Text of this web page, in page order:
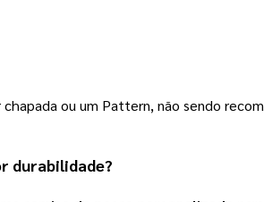
ou um Pattern, não sendo
durabilidade?